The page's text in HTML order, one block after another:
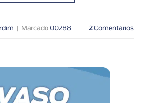
Marcado 00288 2 Comentários